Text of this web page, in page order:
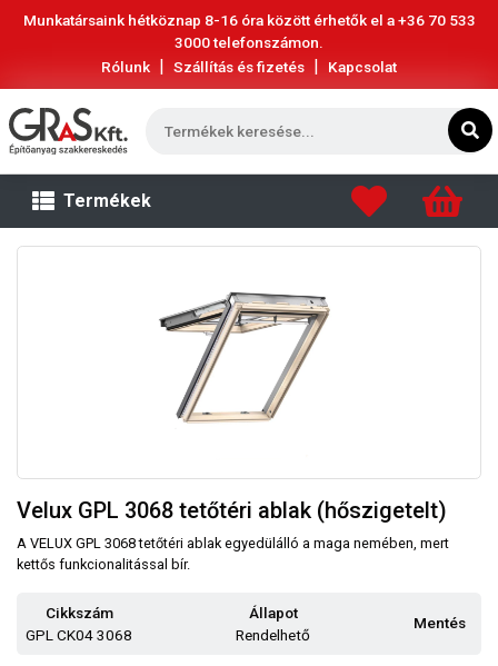
Munkatársaink hétköznap 8-16 óra között érhetők el a+36 70 533
3000telefonszámon.
Rólunk | Szállítás és fizetés | Kapcsolat
Termékek
Velux GPL 3068 tetőtéri ablak (hőszigetelt)
A VELUX GPL 3068 tetőtéri ablak egyedülálló a maga nemében, mert
kettős funkcionalitással bír.
Cikkszám
GPL CK04 3068
Állapot
Rendelhető
Mentés